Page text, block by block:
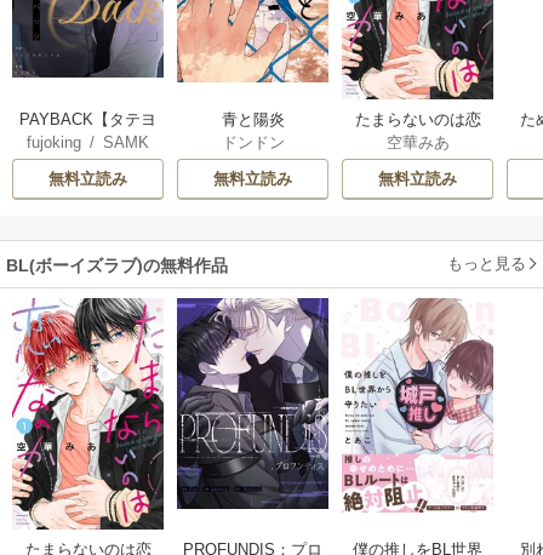
PAYBACK【タテヨ
ミ】
fujoking /SAMK
無料立読み
青と陽炎
ドンドン
無料立読み
たまらないのは恋
なのか
空華みあ
無料立読み
た
BL(ボーイズラブ)の無料作品 もっと見る
たまらないのは恋
PROFUNDIS：プロ
僕の推しをBL世界
別